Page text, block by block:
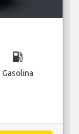
local_gas_station
Gasolina